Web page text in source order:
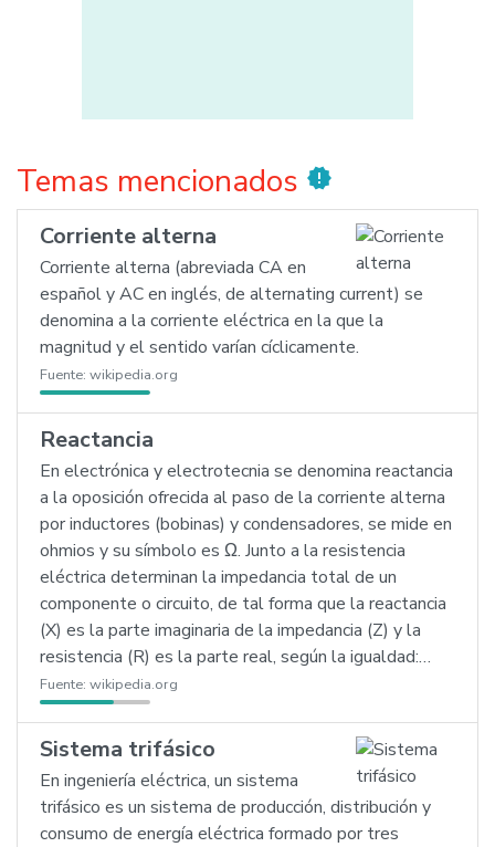
Temas mencionados new_releases
Corriente alterna
Corriente alterna (abreviada CA en
español y AC en inglés, de alternating current) se
denomina a la corriente eléctrica en la que la
magnitud y el sentido varían cíclicamente.
Fuente: wikipedia.org
Reactancia
En electrónica y electrotecnia se denomina reactancia
a la oposición ofrecida al paso de la corriente alterna
por inductores (bobinas) y condensadores, se mide en
ohmios y su símbolo es Ω. Junto a la resistencia
eléctrica determinan la impedancia total de un
componente o circuito, de tal forma que la reactancia
(X) es la parte imaginaria de la impedancia (Z) y la
resistencia (R) es la parte real, según la igualdad:…
Fuente: wikipedia.org
Sistema trifásico
En ingeniería eléctrica, un sistema
trifásico es un sistema de producción, distribución y
consumo de energía eléctrica formado por tres